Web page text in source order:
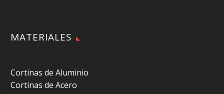
MATERIALES
Cortinas de Aluminio
Cortinas de Acero